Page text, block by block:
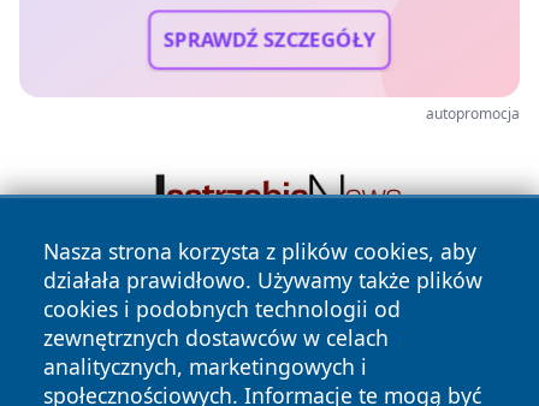
SPRAWDŹ SZCZEGÓŁY
autopromocja
Nasza strona korzysta z plików cookies, aby
działała prawidłowo. Używamy także plików
cookies i podobnych technologii od
zewnętrznych dostawców w celach
analitycznych, marketingowych i
społecznościowych. Informacje te mogą być